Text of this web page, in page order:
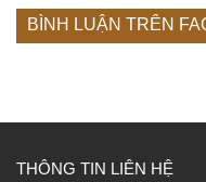
BÌNH LUẬN TRÊN
THÔNG TIN LIÊN HỆ